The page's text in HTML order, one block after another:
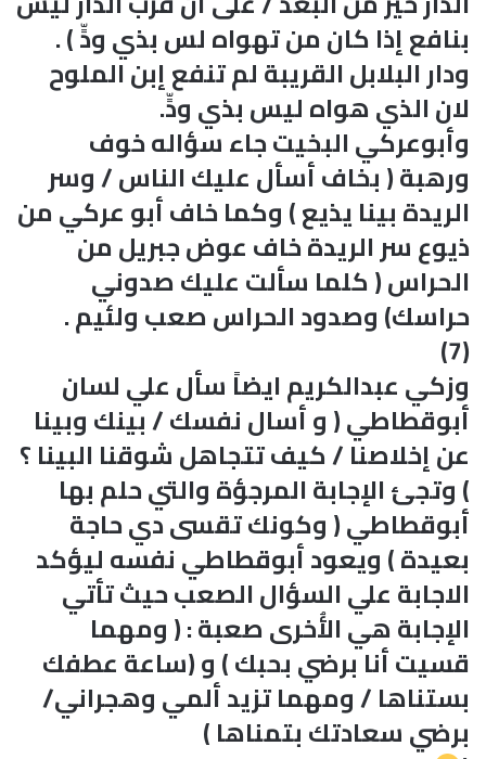
بنافع إذا كان من تهواه لس بذي ودٍّ ) .
ودار البلابل القريبة لم تنفع إبن الملوح
لان الذي هواه ليس بذي ودٍّ.
وأبوعركي البخيت جاء سؤاله خوف
ورهبة ( بخاف أسأل عليك الناس / وسر
الريدة بينا يذيع ) وكما خاف أبو عركي من
ذيوع سر الريدة خاف عوض جبريل من
الحراس ( كلما سألت عليك صدوني
حراسك) وصدود الحراس صعب ولئيم .
(7)
وزكي عبدالكريم ايضاً سأل علي لسان
أبوقطاطي ( و أسال نفسك / بينك وبينا
عن إخلاصنا / كيف تتجاهل شوقنا البينا ؟
) وتجئ الإجابة المرجؤة والتي حلم بها
أبوقطاطي ( وكونك تقسى دي حاجة
بعيدة ) ويعود أبوقطاطي نفسه ليؤكد
الاجابة علي السؤال الصعب حيث تأتي
الإجابة هي الأُخرى صعبة : ( ومهما
قسيت أنا برضي بحبك ) و (ساعة عطفك
بستناها / ومهما تزيد ألمي وهجراني/
برضي سعادتك بتمناها )